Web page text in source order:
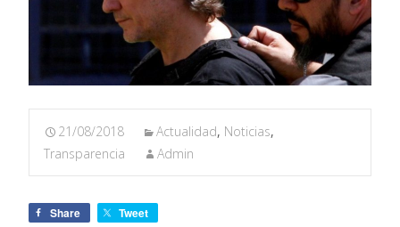
21/08/2018 Actualidad, Noticias,
Transparencia
Admin
Share Tweet